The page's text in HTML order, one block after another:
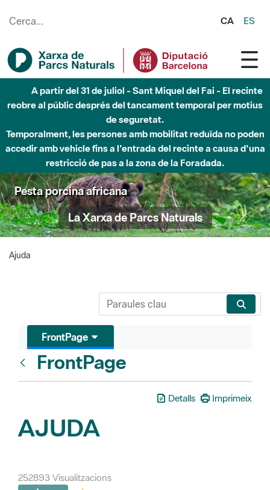
CA ES
A partir del 31 de juliol - Sant Miquel del Fai - El recinte
reobre al públic després del tancament temporal per motius
de seguretat.
Temporalment, les persones amb mobilitat reduïda no poden
accedir amb vehicle fins a l'entrada del recinte a causa d'una
restricció de pas a la zona de la Foradada.
Pesta porcina africana
La Xarxa de Parcs Naturals
Ajuda
FrontPage
FrontPage
Detalls Imprimeix
AJUDA
252893 Visualitzacions